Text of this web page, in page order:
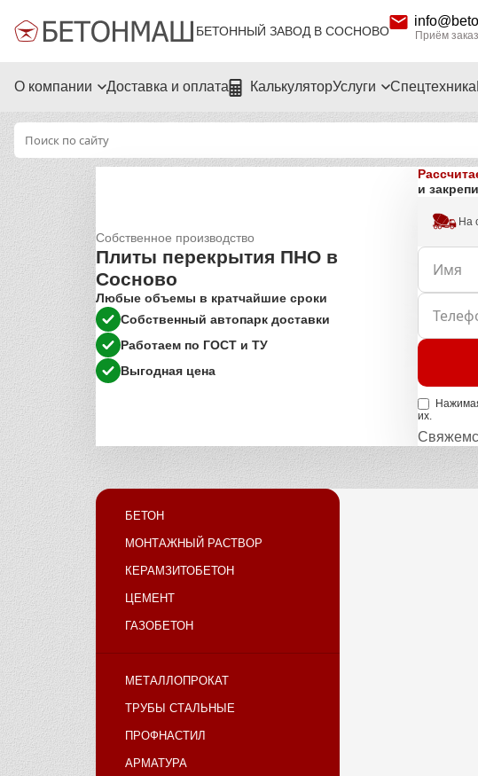
БЕТОННЫЙ ЗАВОД В СОСНОВО Приём
О компании Доставка и оплата КалькуляторУслуги Спецтехника
Собственное производство
Плиты перекрытия ПНО в
Сосново
Любые объемы в кратчайшие сроки
Собственный автопарк доставки
Работаем по ГОСТ и ТУ
Выгодная цена
и
На
их.
БЕТОН
МОНТАЖНЫЙ РАСТВОР
КЕРАМЗИТОБЕТОН
ЦЕМЕНТ
ГАЗОБЕТОН
МЕТАЛЛОПРОКАТ
ТРУБЫ СТАЛЬНЫЕ
ПРОФНАСТИЛ
АРМАТУРА